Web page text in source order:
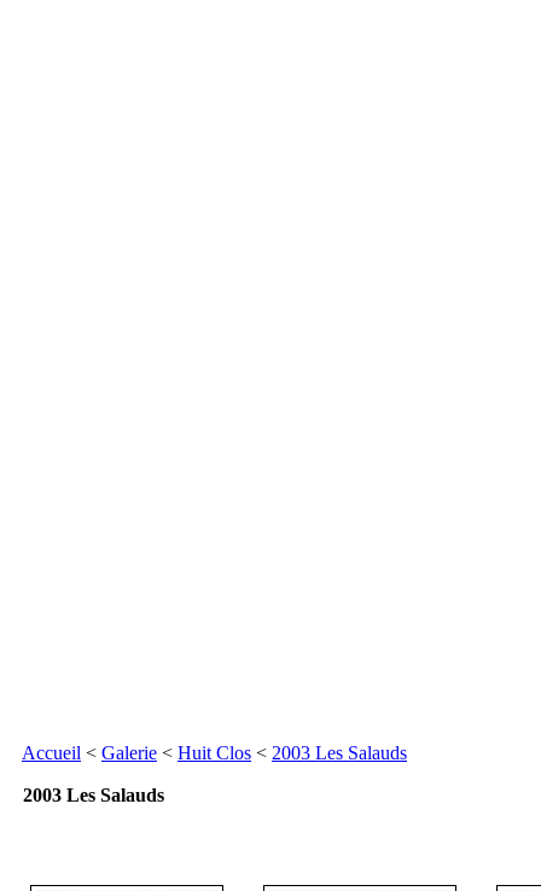
Accueil < Galerie < Huit Clos < 2003 Les Salauds
2003 Les Salauds